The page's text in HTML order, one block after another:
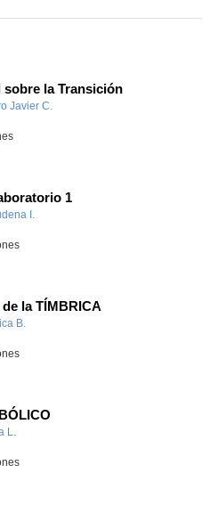
sobre la Transición
Javier C.
1
I.
la TÍMBRICA
B.
L.